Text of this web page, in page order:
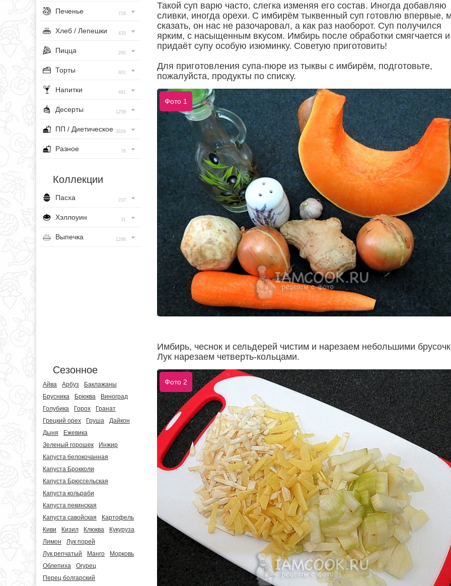
Печенье 728
Хлеб / Лепешки 433
Пицца 260
Торты 801
Напитки 491
Десерты 1256
ПП / Диетическое 3929
Разное 76
Коллекции
Пасха 237
Хэллоуин 31
Выпечка 1296
Сезонное
Айва Арбуз
Баклажаны
Брусника
Брюква
Виноград
Голубика
Горох
Гранат
Грецкий орех
Груша
Дайкон
Дыня
Ежевика
Зеленый горошек
Инжир
Капуста белокочанная
Капуста Брокколи
Капуста Брюссельская
Капуста кольраби
Капуста пекинская
Капуста савойская
Картофель
Киви
Кизил Клюква
Кукуруза
Лимон
Лук порей
Лук репчатый
Манго
Морковь
Облепиха
Огурец
Перец болгарский
Такой суп варю часто, слегка изменяя его состав. Иногда добавляю
сливки, иногда орехи. С имбирём тыквенный суп готовлю впервые,
сказать, он нас не разочаровал, а как раз наоборот. Суп получился
ярким, с насыщенным вкусом. Имбирь после обработки смягчается и
придаёт супу особую изюминку. Советую приготовить!
Для приготовления супа-пюре из тыквы с имбирём, подготовьте,
пожалуйста, продукты по списку.
Фото 1
Имбирь, чеснок и сельдерей чистим и нарезаем небольшими
Лук нарезаем четверть-кольцами.
Фото 2